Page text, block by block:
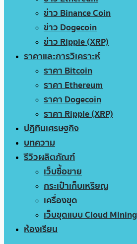
ข่าว Binance Coin
ข่าว Dogecoin
ข่าว Ripple (XRP)
ราคาและการวิเคราะห์
ราคา Bitcoin
ราคา Ethereum
ราคา Dogecoin
ราคา Ripple (XRP)
ปฏิทินเศรษฐกิจ
บทความ
รีวิวผลิตภัณฑ์
เว็บซื้อขาย
กระเป๋าเก็บเหรียญ
เครื่องขุด
เว็บขุดแบบ Cloud Mining
ห้องเรียน